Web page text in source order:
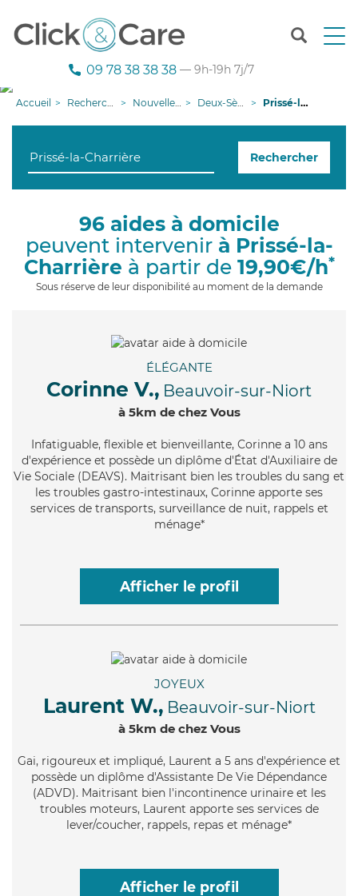
T
n
g
o
09 78 38 38 38 — 9h-19h 7j/7
Accueil Recherche aide à domicile Nouvelle-Aquitaine Deux-Sèvres Prissé-la-Charrière
Rechercher
96 aides à domicile
peuvent intervenir à Prissé-la-
Charrière à partir de 19,90€/h*
Sous réserve de leur disponibilité au moment de la demande
ÉLÉGANTE
Corinne V., Beauvoir-sur-Niort
à 5km de chez Vous
Infatiguable, flexible et bienveillante, Corinne a 10 ans
d'expérience et possède un diplôme d'État d'Auxiliaire de
Vie Sociale (DEAVS). Maitrisant bien les troubles du sang et
les troubles gastro-intestinaux, Corinne apporte ses
services de transports, surveillance de nuit, rappels et
ménage*
Afficher le profil
JOYEUX
Laurent W., Beauvoir-sur-Niort
à 5km de chez Vous
Gai, rigoureux et impliqué, Laurent a 5 ans d'expérience et
possède un diplôme d'Assistante De Vie Dépendance
(ADVD). Maitrisant bien l'incontinence urinaire et les
troubles moteurs, Laurent apporte ses services de
lever/coucher, rappels, repas et ménage*
Afficher le profil